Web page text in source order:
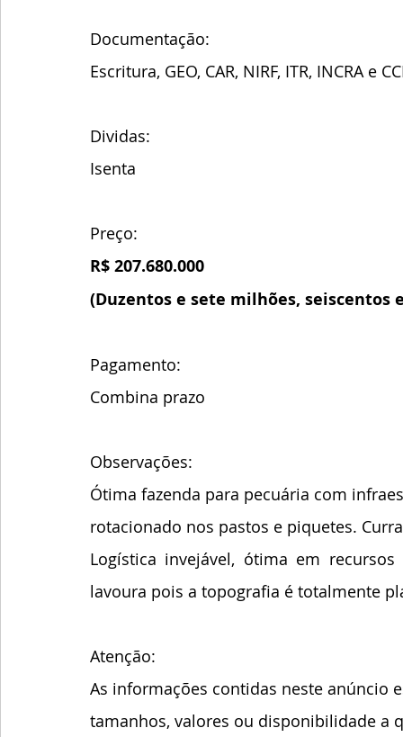
Documentação:
Escritura, GEO, CAR, NIRF, ITR, INCRA e
Dividas:
Isenta
Preço:
R$ 207.680.000
(Duzentos e sete milhões,
Pagamento:
Combina prazo
Observações:
Ótima fazenda para pecuária com
rotacionado nos pastos e piquetes.
Logística invejável, ótima em
lavoura pois a topografia é totalmente
Atenção:
As informações contidas neste anúncio
tamanhos, valores ou disponibilidade a